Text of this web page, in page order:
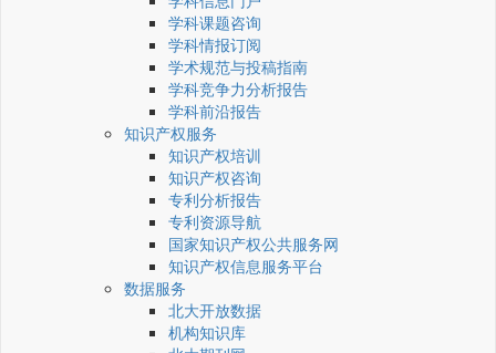
学科课题咨询
学科情报订阅
学术规范与投稿指南
学科竞争力分析报告
学科前沿报告
知识产权服务
知识产权培训
知识产权咨询
专利分析报告
专利资源导航
国家知识产权公共服务网
知识产权信息服务平台
数据服务
北大开放数据
机构知识库